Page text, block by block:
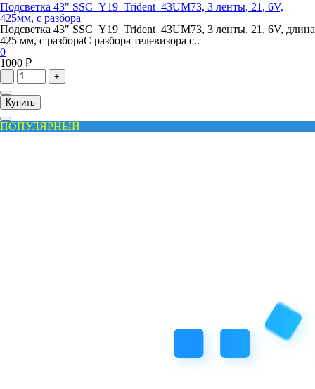
Подсветка 43" SSC_Y19_Trident_43UM73, 3 ленты, 21, 6V,
425мм, с разбора
Подсветка 43" SSC_Y19_Trident_43UM73, 3 ленты, 21, 6V, длина
425 мм, с разбораС разбора телевизора с..
0
1000 ₽
- +
Купить
ПОПУЛЯРНЫЙ